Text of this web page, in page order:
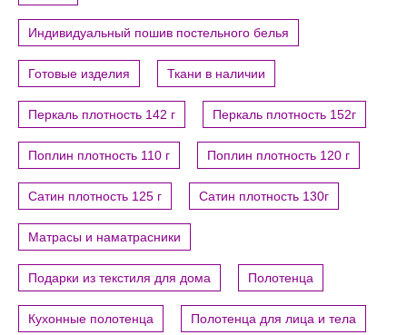
Индивидуальный пошив постельного белья
Готовые изделия Ткани в наличии
Перкаль плотность 142 г Перкаль плотность 152г
Поплин плотность 110 г Поплин плотность 120 г
Сатин плотность 125 г Сатин плотность 130г
Матрасы и наматрасники
Подарки из текстиля для дома Полотенца
Кухонные полотенца Полотенца для лица и тела